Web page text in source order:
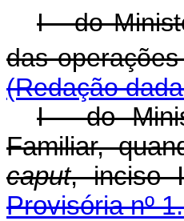
I - do
das
(Redação
I - do
Familiar,
caput,
Provisória nº